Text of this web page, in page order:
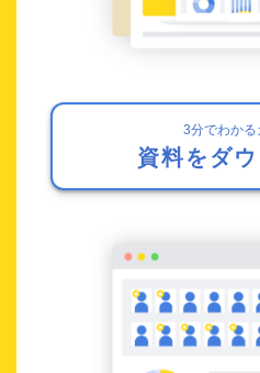
3分でわか
資料をダ